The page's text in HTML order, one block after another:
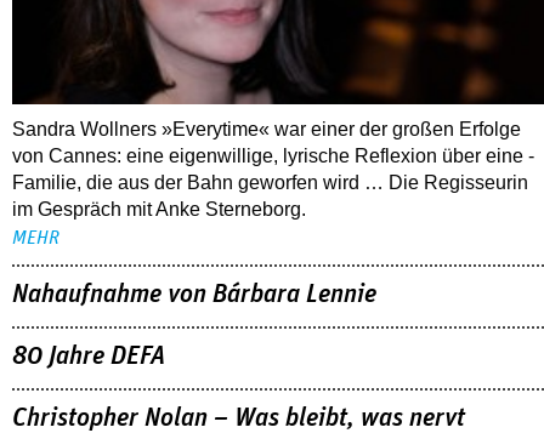
Sandra Wollners »Everytime« war einer der großen Erfolge
von Cannes: eine eigenwillige, lyrische Reflexion über eine ­
Familie, die aus der Bahn geworfen wird … Die Regisseurin
im Gespräch mit Anke Sterneborg.
MEHR
Nahaufnahme von Bárbara Lennie
80 Jahre DEFA
Christopher Nolan – Was bleibt, was nervt